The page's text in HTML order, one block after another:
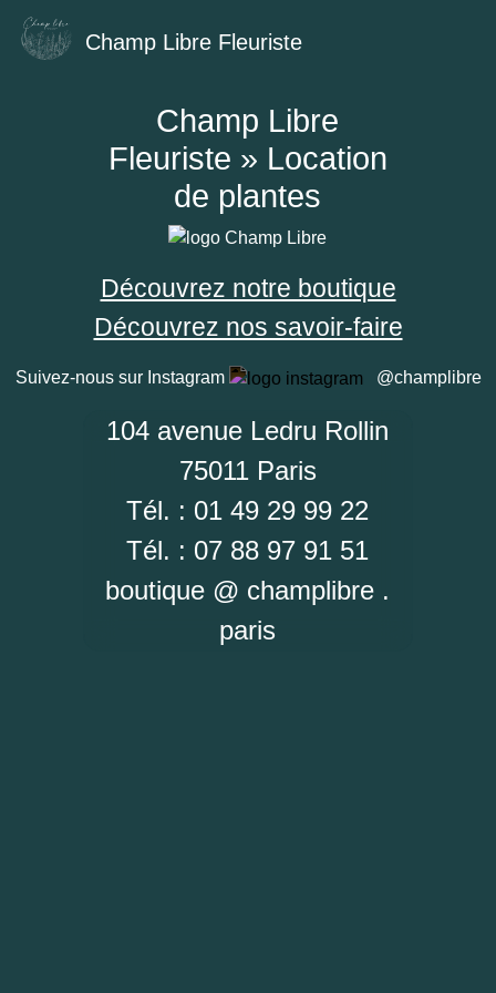
Champ Libre Fleuriste
Champ Libre
Fleuriste » Location
de plantes
Découvrez notre boutique
Découvrez nos savoir-faire
Suivez-nous sur Instagram @champlibre
104 avenue Ledru Rollin
75011 Paris
Tél. : 01 49 29 99 22
Tél. : 07 88 97 91 51
boutique @ champlibre .
paris